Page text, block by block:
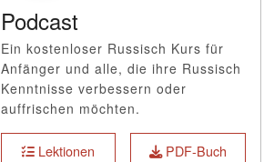
Podcast
Ein kostenloser Russisch Kurs für
Anfänger und alle, die ihre Russisch
Kenntnisse verbessern oder
auffrischen möchten.
Lektionen PDF-Buch